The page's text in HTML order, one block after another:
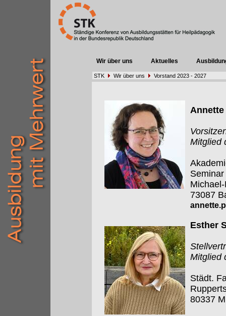
Wir über uns Aktuelles
STK Wir über uns Vorstand 2023 - 2027
Mitglied
Seminar
73087
Esther
Mitglied
Städt.
80337